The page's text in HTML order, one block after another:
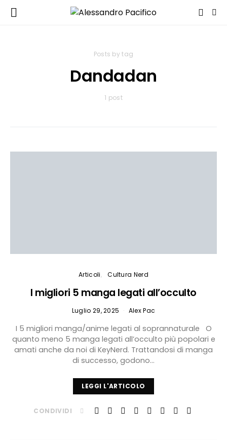
Posts by tag
Dandadan
1 post
Articoli Cultura Nerd
I migliori 5 manga legati all’occulto
Luglio 29, 2025 Alex Pac
I 5 migliori manga/anime legati al soprannaturale O
quanto meno 5 manga legati all’occulto più popolari e
amati anche da noi di KeyNerd. Trattandosi di manga
di successo, godono…
LEGGI L'ARTICOLO
CONDIVIDI